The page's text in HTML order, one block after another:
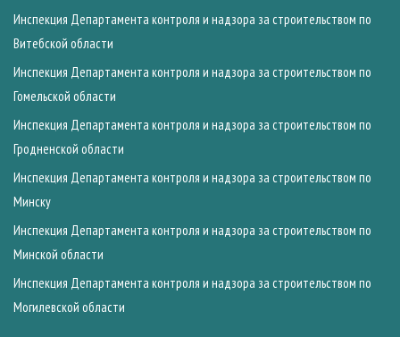
Инспекция Департамента контроля и надзора за строительством по
Витебской области
Инспекция Департамента контроля и надзора за строительством по
Гомельской области
Инспекция Департамента контроля и надзора за строительством по
Гродненской области
Инспекция Департамента контроля и надзора за строительством по
Минску
Инспекция Департамента контроля и надзора за строительством по
Минской области
Инспекция Департамента контроля и надзора за строительством по
Могилевской области